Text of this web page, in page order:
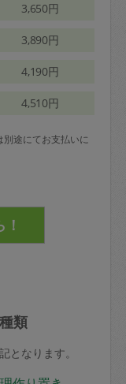
3,650円
3,890円
4,190円
4,510円
途にてお支払いに
類
となります。